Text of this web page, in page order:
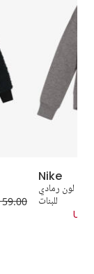
59.00
Nike
لون رمادي
للبنات